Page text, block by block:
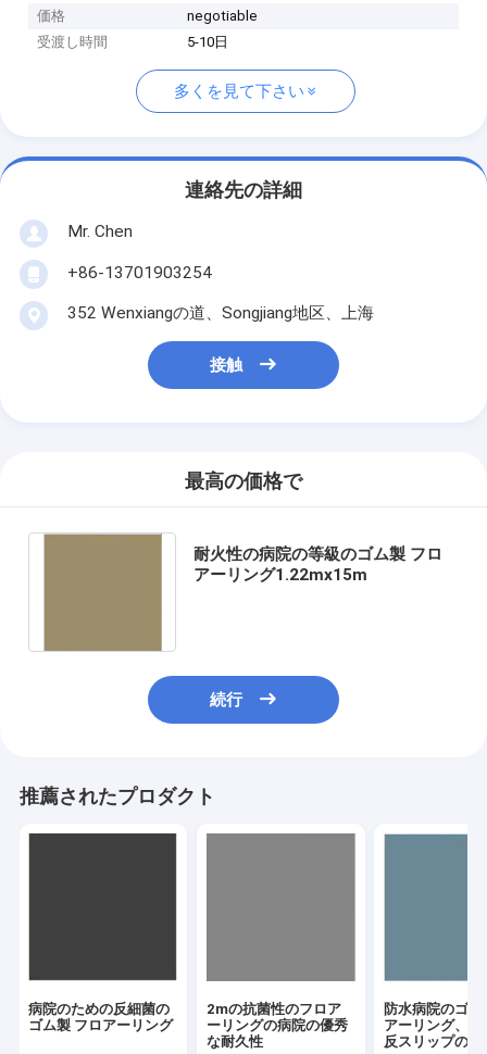
価格
negotiable
受渡し時間
5-10日
多くを見て下さい
連絡先の詳細
Mr. Chen
+86-13701903254
352 Wenxiangの道、Songjiang地区、上海
接触
最高の価格で
耐火性の病院の等級のゴム製 フロ
アーリング1.22mx15m
続行
推薦されたプロダクト
病院のための反細菌の
ゴム製 フロアーリング
2mの抗菌性のフロア
ーリングの病院の優秀
な耐久性
防水病院のゴム
アーリング、
反スリップのゴ